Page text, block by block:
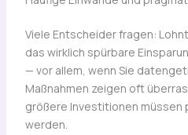
Viele Entscheider fragen:
das wirklich spürbare
— vor allem, wenn Sie
Maßnahmen zeigen oft
größere Investitionen
werden.